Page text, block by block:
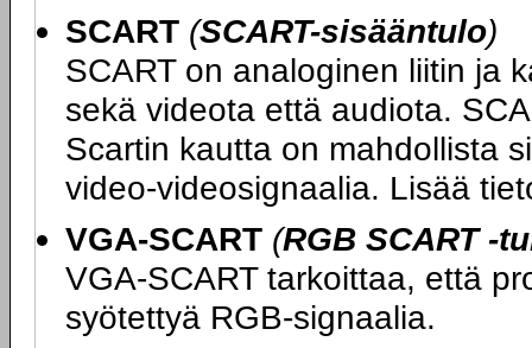
SCART (SCART-sisääntulo)
SCART on analoginen liitin ja
sekä videota että audiota.
Scartin kautta on mahdollista
video-videosignaalia. Lisää
VGA-SCART (RGB SCART -
VGA-SCART tarkoittaa, että
syötettyä RGB-signaalia.